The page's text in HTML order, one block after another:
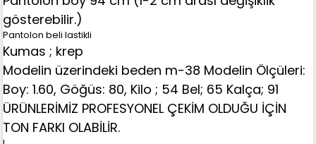
gösterebilir.)
Pantolon beli lastikli
Kumas ; krep
Modelin üzerindeki beden m-38 Modelin Ölçüleri:
Boy: 1.60, Göğüs: 80, Kilo ; 54 Bel; 65 Kalça; 91
ÜRÜNLERİMİZ PROFESYONEL ÇEKİM OLDUĞU İÇİN
TON FARKI OLABİLİR.